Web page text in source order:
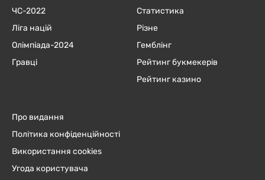
ЧC-2022
Ліга націй
Олімпіада-2024
Гравці
Статистика
Різне
Гемблінг
Рейтинг букмекерів
Рейтинг казино
Про видання
Політика конфіденційності
Використання cookies
Угода користувача